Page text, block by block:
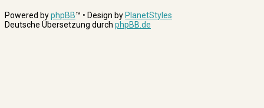
Powered byphpBB™ • Design by PlanetStyles
Deutsche Übersetzung durch phpBB.de